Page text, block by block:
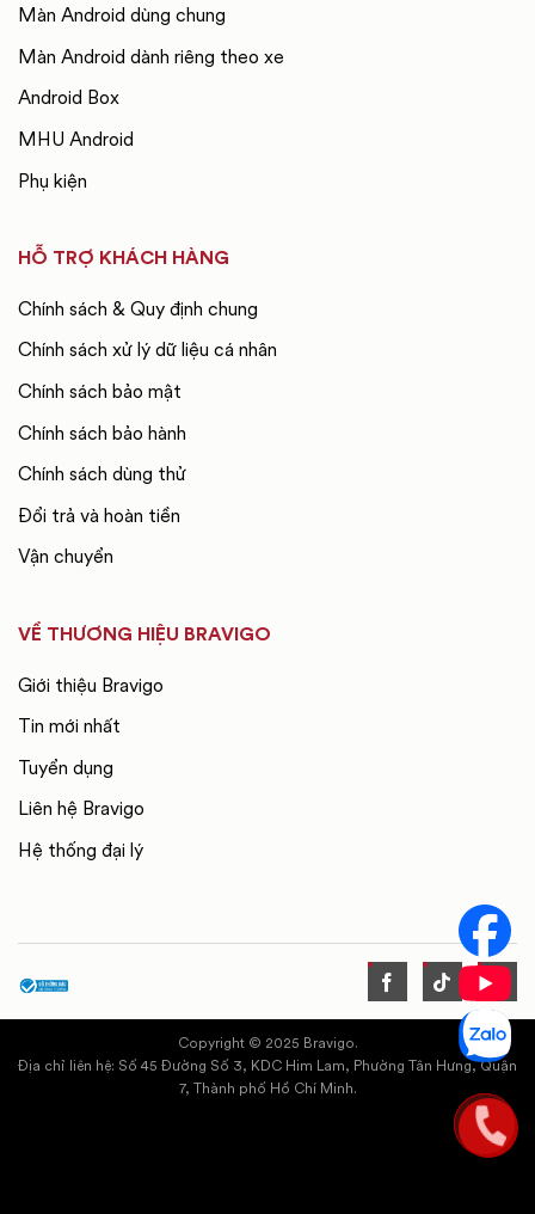
Màn Android dùng chung
Màn Android dành riêng theo xe
Android Box
MHU Android
Phụ kiện
HỖ TRỢ KHÁCH HÀNG
Chính sách & Quy định chung
Chính sách xử lý dữ liệu cá nhân
Chính sách bảo mật
Chính sách bảo hành
Chính sách dùng thử
Đổi trả và hoàn tiền
Vận chuyển
VỀ THƯƠNG HIỆU BRAVIGO
Giới thiệu Bravigo
Tin mới nhất
Tuyển dụng
Liên hệ Bravigo
Hệ thống đại lý
Copyright © 2025 Bravigo.
Địa chỉ liên hệ: Số 45 Đường Số 3, KDC Him Lam, Phường Tân Hưng, Quận
7, Thành phố Hồ Chí Minh.